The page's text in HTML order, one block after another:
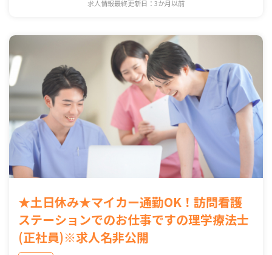
求人情報最終更新日：3か月以前
★土日休み★マイカー通勤OK！訪問看護
ステーションでのお仕事ですの理学療法士
(正社員)※求人名非公開